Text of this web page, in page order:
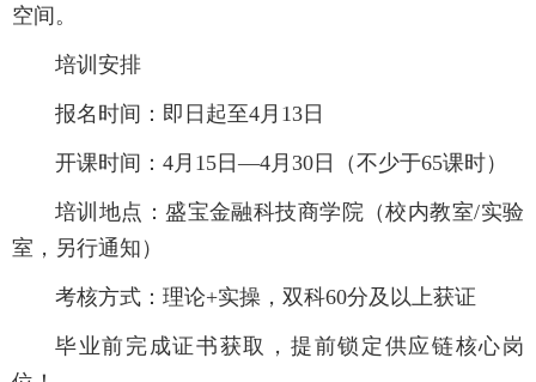
空间。
培训安排
报名时间：即日起至4月13日
开课时间：4月15日—4月30日（不少于65课时）
培训地点：盛宝金融科技商学院（校内教室/实验
室，另行通知）
考核方式：理论+实操，双科60分及以上获证
毕业前完成证书获取，提前锁定供应链核心岗